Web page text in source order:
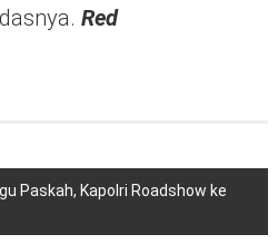
Red
Paskah, Kapolri Roadshow ke